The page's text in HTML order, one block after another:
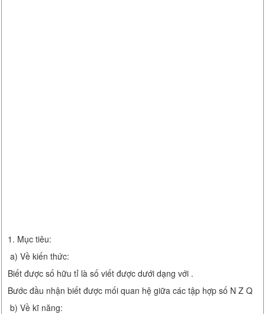
1. Mục tiêu:
a) Về kiến thức:
Biết được số hữu tỉ là số viết được dưới dạng với .
Bước đầu nhận biết được mối quan hệ giữa các tập hợp số N Z Q
b) Về kĩ năng: